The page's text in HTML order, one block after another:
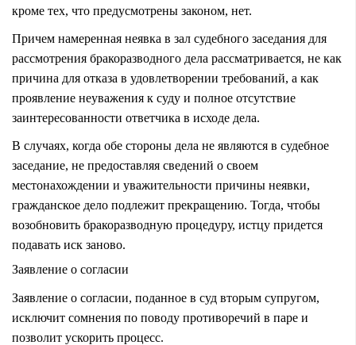
кроме тех, что предусмотрены законом, нет.
Причем намеренная неявка в зал судебного заседания для
рассмотрения бракоразводного дела рассматривается, не как
причина для отказа в удовлетворении требований, а как
проявление неуважения к суду и полное отсутствие
заинтересованности ответчика в исходе дела.
В случаях, когда обе стороны дела не являются в судебное
заседание, не предоставляя сведений о своем
местонахождении и уважительности причины неявки,
гражданское дело подлежит прекращению. Тогда, чтобы
возобновить бракоразводную процедуру, истцу придется
подавать иск заново.
Заявление о согласии
Заявление о согласии, поданное в суд вторым супругом,
исключит сомнения по поводу противоречий в паре и
позволит ускорить процесс.